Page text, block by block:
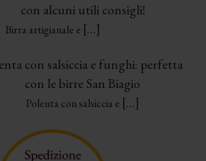
con alcuni utili consigli!
Birra artigianale e […]
con salsiccia e funghi: perfetta
con le birre San Biagio
Polenta con salsiccia e […]